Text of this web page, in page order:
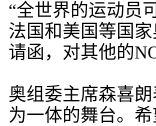
“全世界的运动员
法国和美国等国
请函，对其他的
奥组委主席森喜
为一体的舞台。